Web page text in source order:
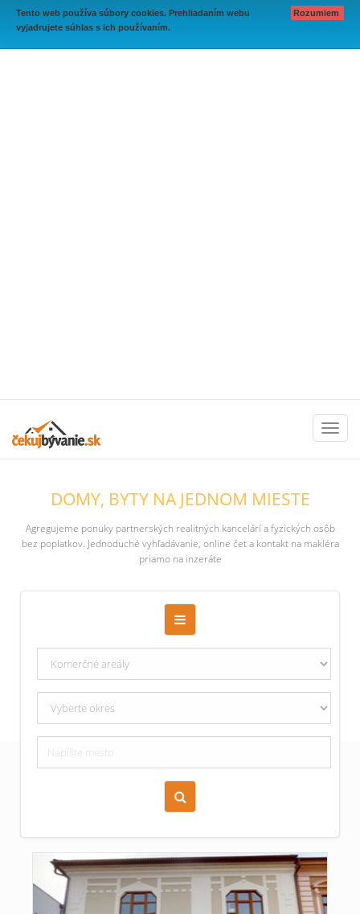
Tento web používa súbory cookies. Prehliadaním webu
vyjadrujete súhlas s ich používaním.
Rozumiem
DOMY, BYTY NA JEDNOM MIESTE
Agregujeme ponuky partnerských realitných kancelárí a fyzických osôb
bez poplatkov. Jednoduché vyhľadávanie, online čet a kontakt na makléra
priamo na inzeráte
Zoraď podľa času pridania